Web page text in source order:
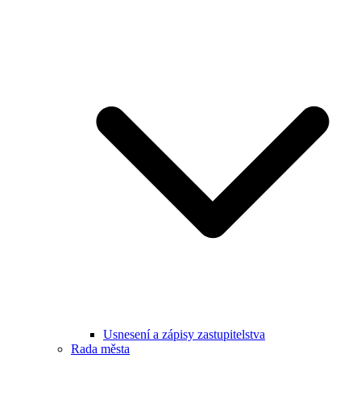
Usnesení a zápisy zastupitelstva
Rada města